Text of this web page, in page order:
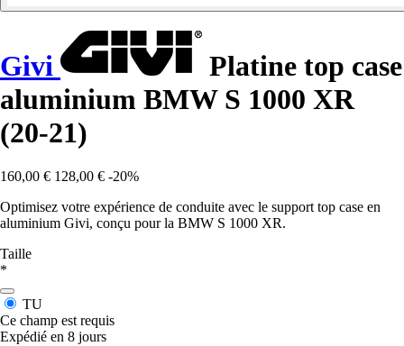
Givi
Platine top case
aluminium BMW S 1000 XR
(20-21)
160,00 € 128,00 € -20%
Optimisez votre expérience de conduite avec le support top case en
aluminium Givi, conçu pour la BMW S 1000 XR.
Taille
*
TU
Ce champ est requis
Expédié en 8 jours